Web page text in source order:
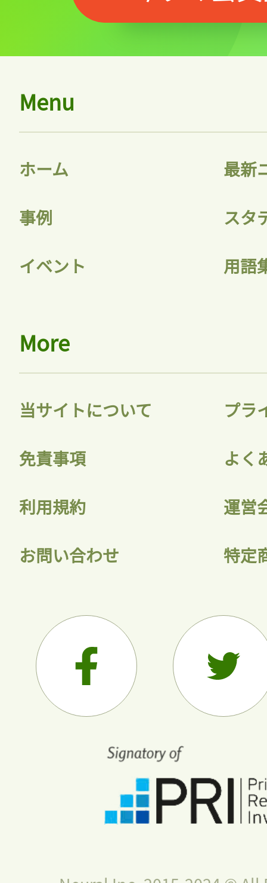
Menu
ホーム 最新
事例 スタ
イベント 用語
More
当サイトについて プラ
免責事項 よく
利用規約 運営
お問い合わせ 特定